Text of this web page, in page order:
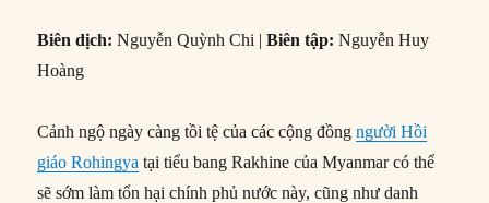
Biên dịch: Nguyễn Quỳnh Chi |Biên tập: Nguyễn Huy
Hoàng
Cảnh ngộ ngày càng tồi tệ của các cộng đồngngười Hồi
giáo Rohingya tại tiểu bang Rakhine của Myanmar có thể
sẽ sớm làm tổn hại chính phủ nước này, cũng như danh